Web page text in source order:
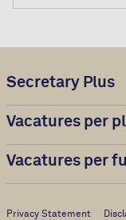
Secretary Plus
Vacatures per
Vacatures per
Privacy Statement